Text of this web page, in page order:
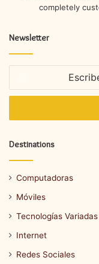
completely
Newsletter
correo
Destinations
Computadoras
Móviles
Tecnologías Variadas
Internet
Redes Sociales